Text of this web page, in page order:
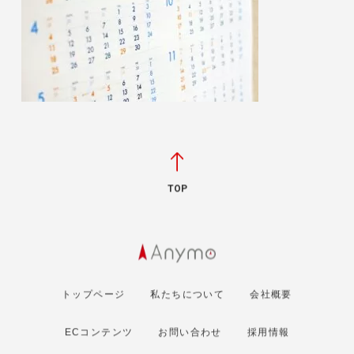
TOP
トップページ 私たちについて 会社概要
ECコンテンツ お問い合わせ 採用情報